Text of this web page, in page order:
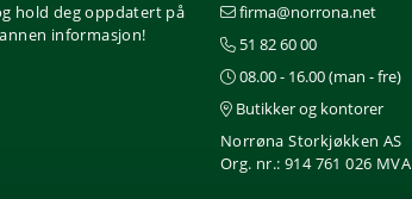
hold deg oppdatert på
informasjon!
firma@norrona.net
51 82 60 00
08.00 - 16.00 (man - fre)
Butikker og kontorer
Norrøna Storkjøkken AS
Org. nr.: 914 761 026 MVA